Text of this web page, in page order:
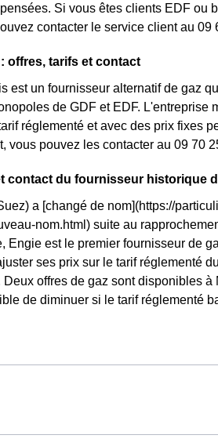
Si vous êtes clients EDF ou
contacter le service client au 09
offres, tarifs et contact
est un fournisseur alternatif de gaz
de GDF et EDF.
réglementé et avec des prix fixes
vous pouvez les contacter au 09 70
contact du fournisseur historique
a [changé de nom](https://
nom.html) suite au
Engie est le premier fournisseur de
ses prix sur le tarif réglementé
offres de gaz sont disponibles
de diminuer si le tarif réglementé